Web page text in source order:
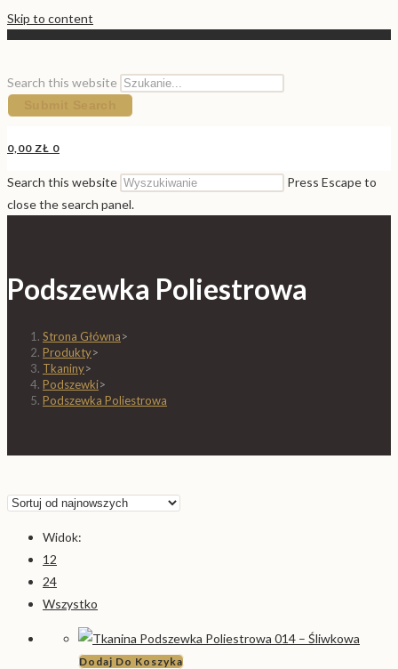
Skip to content
Search this website
0,00 ZŁ 0
Search this website
Press Escape to
close the search panel.
Podszewka Poliestrowa
Strona Główna>
Produkty>
Tkaniny>
Podszewki>
Podszewka Poliestrowa
Widok:
12
24
Wszystko
Dodaj Do Koszyka